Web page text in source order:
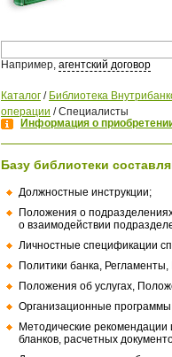
Например, агентский договор
Каталог / Библиотека
операции /Специалисты
Информация о
Базу библиотеки
Должностные инструкции;
Положения о
о взаимодействии
Личностные спецификации
Политики банка,
Положения об услугах,
Организационные
Методические
бланков, расчетных